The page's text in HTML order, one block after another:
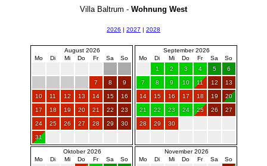
Villa Baltrum - Wohnung West
2026 | 2027 | 2028
August 2026
Mo
Di Mi Do Fr Sa So
7 8 9
10 11 12 13 14 15 16
17 18 19 20 21 22 23
24 25 26 27 28 29 30
31
September 2026
Mo
Di Mi Do Fr Sa
So
1
2 3 4 5 6
7 8 9 10 11 12 13
14 15 16 17 18 19 20
21 22 23 24 25 26 27
28 29 30
Oktober 2026
Mo
Di Mi Do Fr Sa
So
November 2026
Mo
Di Mi Do Fr Sa
So